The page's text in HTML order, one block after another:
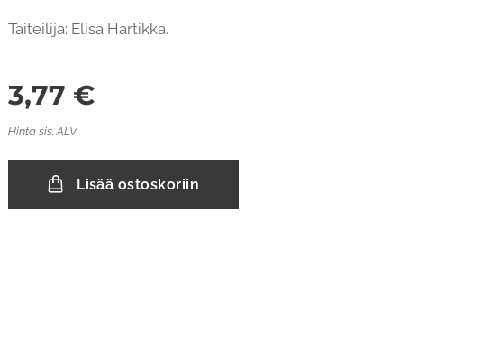
Taiteilija: Elisa Hartikka.
3,77 €
Hinta sis. ALV
Lisää ostoskoriin